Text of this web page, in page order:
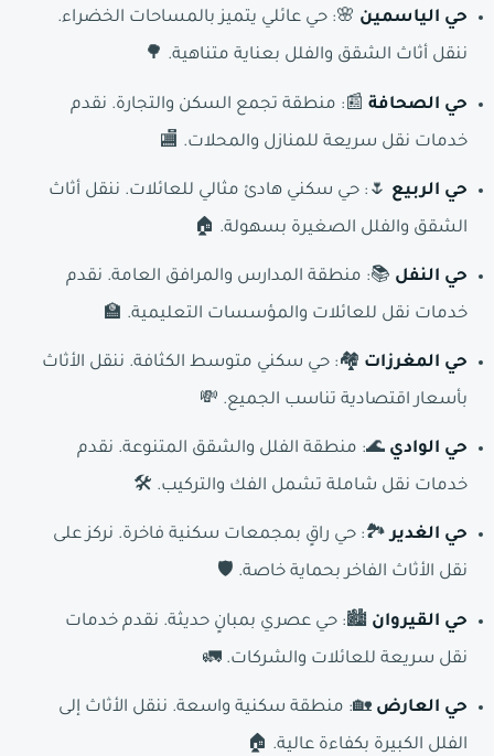
حي الياسمين 🌸: حي عائلي يتميز بالمساحات الخضراء.
ننقل أثاث الشقق والفلل بعناية متناهية. 🌳
حي الصحافة📰: منطقة تجمع السكن والتجارة. نقدم
خدمات نقل سريعة للمنازل والمحلات. 🏬
حي الربيع 🌷: حي سكني هادئ مثالي للعائلات. ننقل أثاث
الشقق والفلل الصغيرة بسهولة. 🏠
حي النفل 📚: منطقة المدارس والمرافق العامة. نقدم
خدمات نقل للعائلات والمؤسسات التعليمية. 🏫
حي المغرزات 🏘️: حي سكني متوسط الكثافة. ننقل الأثاث
بأسعار اقتصادية تناسب الجميع. 💸
حي الوادي 🌊: منطقة الفلل والشقق المتنوعة. نقدم
خدمات نقل شاملة تشمل الفك والتركيب. 🛠️
حي الغدير🏞️: حي راقٍ بمجمعات سكنية فاخرة. نركز على
نقل الأثاث الفاخر بحماية خاصة. 🛡️
حي القيروان 🏙️: حي عصري بمبانٍ حديثة. نقدم خدمات
نقل سريعة للعائلات والشركات. 🚛
حي العارض 🏡: منطقة سكنية واسعة. ننقل الأثاث إلى
الفلل الكبيرة بكفاءة عالية. 🏠